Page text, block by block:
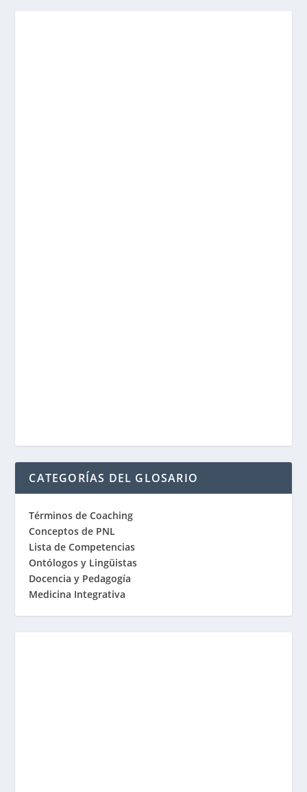
CATEGORÍAS DEL GLOSARIO
Términos de Coaching
Conceptos de PNL
Lista de Competencias
Ontólogos y Lingüistas
Docencia y Pedagogía
Medicina Integrativa